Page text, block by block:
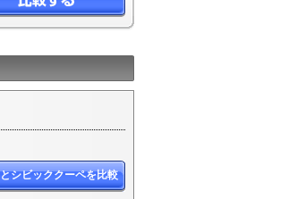
シビッククーペを比較